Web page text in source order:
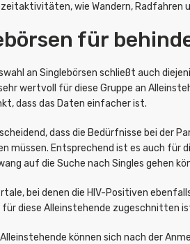
wie Wandern, Radfahren
für
an Singlebörsen schließt auch
wertvoll für diese Gruppe an
dass das Daten einfacher ist.
dass die Bedürfnisse bei der
müssen. Entsprechend ist es auch für
auf die Suche nach Singles gehen
bei denen die HIV-Positiven
für diese Alleinstehende zugeschnitten
können sich nach der